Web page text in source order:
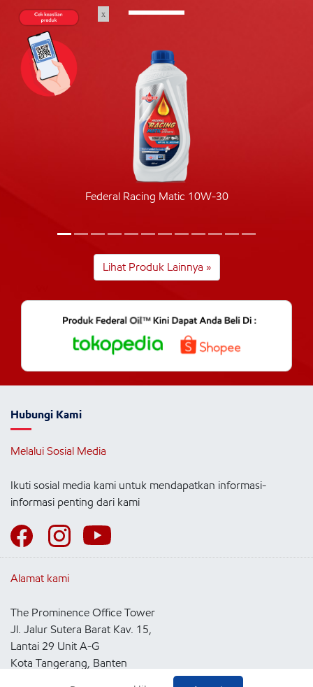
Federal Racing Matic 10W-30
Lihat Produk Lainnya »
Hubungi Kami
Melalui Sosial Media
Ikuti sosial media kami untuk mendapatkan informasi-
informasi penting dari kami
Alamat kami
The Prominence Office Tower
Jl. Jalur Sutera Barat Kav. 15,
Lantai 29 Unit A-G
Kota Tangerang, Banten
x